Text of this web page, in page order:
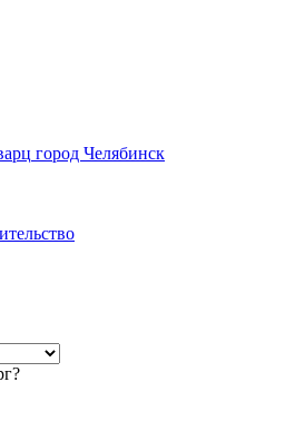
город Челябинск